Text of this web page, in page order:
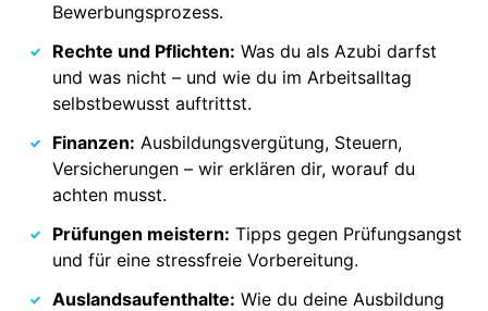
Bewerbungsprozess.
Rechte und Pflichten: Was du als Azubi darfst
und was nicht – und wie du im Arbeitsalltag
selbstbewusst auftrittst.
Finanzen: Ausbildungsvergütung, Steuern,
Versicherungen – wir erklären dir, worauf du
achten musst.
Prüfungen meistern: Tipps gegen Prüfungsangst
und für eine stressfreie Vorbereitung.
Auslandsaufenthalte: Wie du deine Ausbildung